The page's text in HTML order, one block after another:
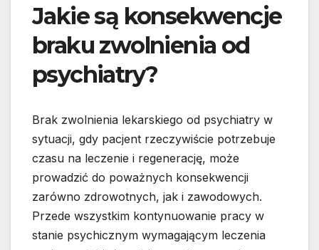
Jakie są konsekwencje
braku zwolnienia od
psychiatry?
Brak zwolnienia lekarskiego od psychiatry w
sytuacji, gdy pacjent rzeczywiście potrzebuje
czasu na leczenie i regenerację, może
prowadzić do poważnych konsekwencji
zarówno zdrowotnych, jak i zawodowych.
Przede wszystkim kontynuowanie pracy w
stanie psychicznym wymagającym leczenia